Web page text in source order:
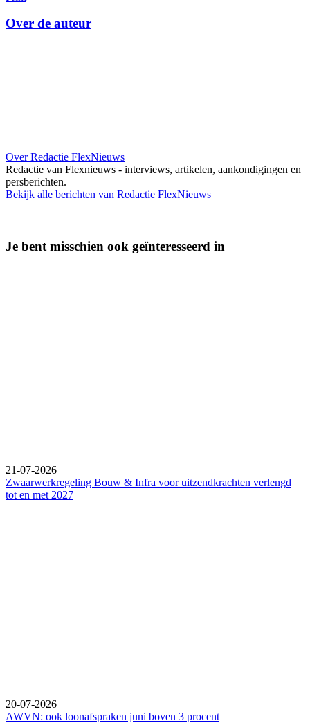
Over de auteur
Over Redactie FlexNieuws
Redactie van Flexnieuws - interviews, artikelen, aankondigingen en
persberichten.
Bekijk alle berichten van Redactie FlexNieuws
Je bent misschien ook geïnteresseerd in
21-07-2026
Zwaarwerkregeling Bouw & Infra voor uitzendkrachten verlengd
tot en met 2027
20-07-2026
AWVN: ook loonafspraken juni boven 3 procent